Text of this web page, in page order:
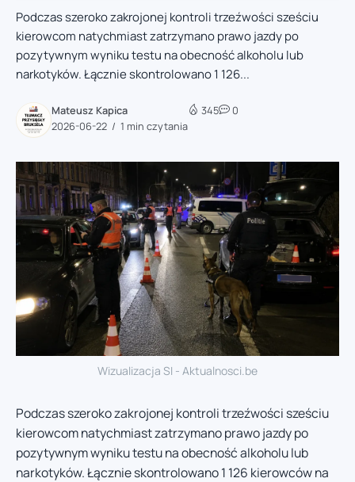
Podczas szeroko zakrojonej kontroli trzeźwości sześciu
kierowcom natychmiast zatrzymano prawo jazdy po
pozytywnym wyniku testu na obecność alkoholu lub
narkotyków. Łącznie skontrolowano 1 126...
Mateusz Kapica
2026-06-22
1 min czytania
345 0
Wizualizacja SI - Aktualnosci.be
Podczas szeroko zakrojonej kontroli trzeźwości sześciu
kierowcom natychmiast zatrzymano prawo jazdy po
pozytywnym wyniku testu na obecność alkoholu lub
narkotyków. Łącznie skontrolowano 1 126 kierowców na